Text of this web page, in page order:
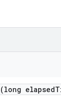
(long elapsed